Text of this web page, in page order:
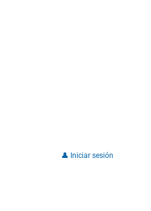
👤 Iniciar sesión